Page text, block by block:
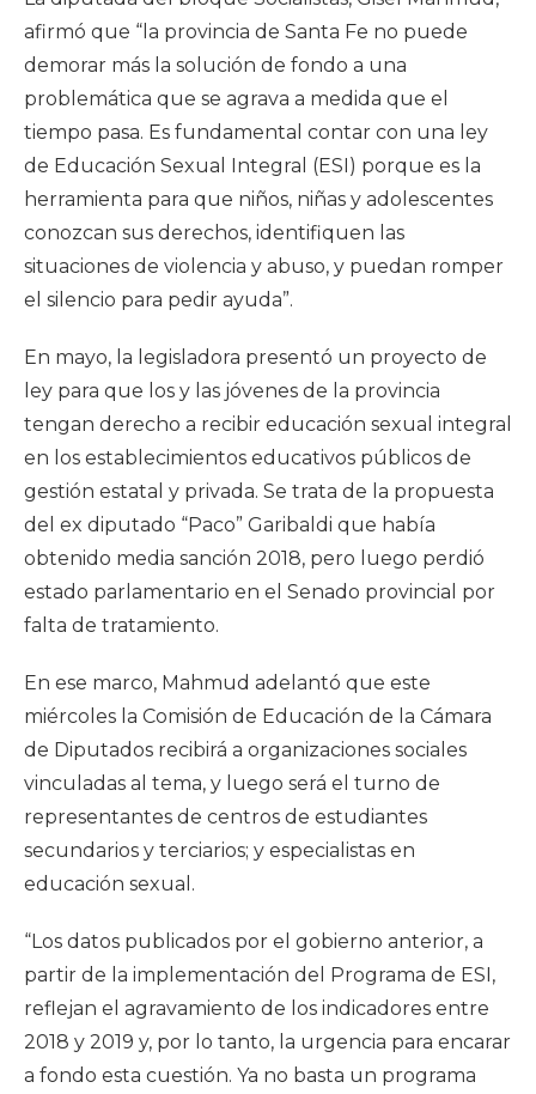
afirmó que “la provincia de Santa Fe no puede
demorar más la solución de fondo a una
problemática que se agrava a medida que el
tiempo pasa. Es fundamental contar con una ley
de Educación Sexual Integral (ESI) porque es la
herramienta para que niños, niñas y adolescentes
conozcan sus derechos, identifiquen las
situaciones de violencia y abuso, y puedan romper
el silencio para pedir ayuda”.
En mayo, la legisladora presentó un proyecto de
ley para que los y las jóvenes de la provincia
tengan derecho a recibir educación sexual integral
en los establecimientos educativos públicos de
gestión estatal y privada. Se trata de la propuesta
del ex diputado “Paco” Garibaldi que había
obtenido media sanción 2018, pero luego perdió
estado parlamentario en el Senado provincial por
falta de tratamiento.
En ese marco, Mahmud adelantó que este
miércoles la Comisión de Educación de la Cámara
de Diputados recibirá a organizaciones sociales
vinculadas al tema, y luego será el turno de
representantes de centros de estudiantes
secundarios y terciarios; y especialistas en
educación sexual.
“Los datos publicados por el gobierno anterior, a
partir de la implementación del Programa de ESI,
reflejan el agravamiento de los indicadores entre
2018 y 2019 y, por lo tanto, la urgencia para encarar
a fondo esta cuestión. Ya no basta un programa